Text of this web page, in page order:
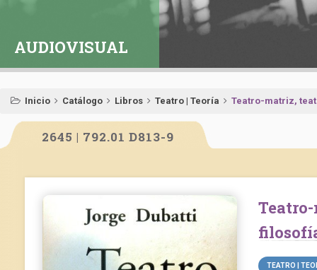
AUDIOVISUAL
Inicio Catálogo Libros Teatro | Teoría Teatro-matriz,
2645 | 792.01 D813-9
Teatro-matriz, teatro liminal: estudios de
TEATRO |